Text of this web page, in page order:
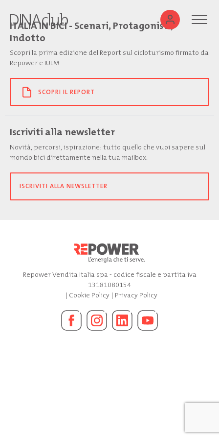
ITALIA IN BICI - Scenari, Protagonisti,
Indotto
Scopri la prima edizione del Report sul cicloturismo firmato da
Repower e IULM
SCOPRI IL REPORT
Iscriviti alla newsletter
Novità, percorsi, ispirazione: tutto quello che vuoi sapere sul
mondo bici direttamente nella tua mailbox.
ISCRIVITI ALLA NEWSLETTER
Repower Vendita Italia spa - codice fiscale e partita iva
13181080154
| Cookie Policy| Privacy Policy